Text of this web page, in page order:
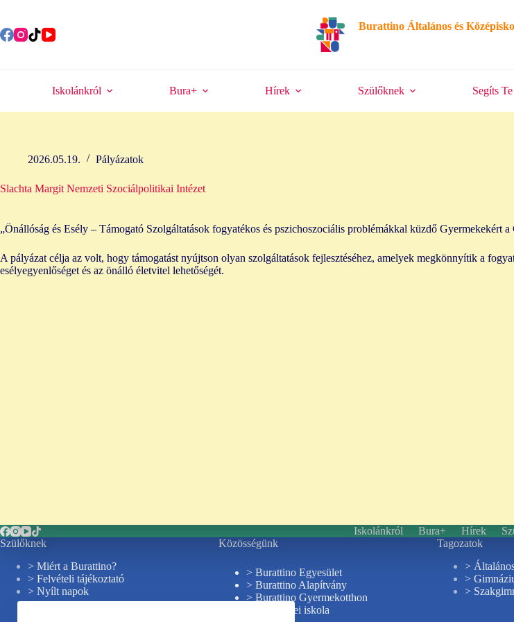
content
Burattino Általános és
Iskolánkról Bura+ Hírek Szülőknek Segíts
2026.05.19. Pályázatok
Slachta Margit Nemzeti Szociálpolitikai Intézet
„Önállóság és Esély – Támogató Szolgáltatások fogyatékos és pszichoszociális problémákkal küzdő Gyermekekért
A pályázat célja az volt, hogy támogatást nyújtson olyan szolgáltatások fejlesztéséhez, amelyek megkönnyítik a
esélyegyenlőséget és az önálló életvitel lehetőségét.
Iskolánkról Bura+ Hírek
Szülőknek
> Miért a Burattino?
> Felvételi tájékoztató
> Nyílt napok
Közösségünk
> Burattino Egyesület
> Burattino Alapítvány
> Burattino Gyermekotthon
> Jásdi erdei iskola
Tagozatok
>
>
>